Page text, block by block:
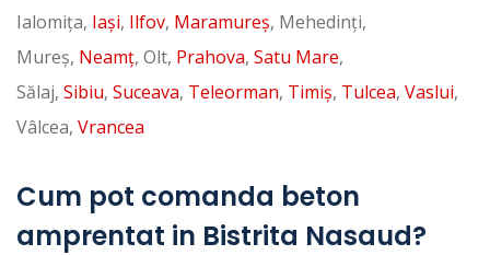
Ialomița, Iași, Ilfov, Maramureș, Mehedinți,
Mureș, Neamț, Olt, Prahova, Satu Mare,
Sălaj, Sibiu, Suceava, Teleorman, Timiș, Tulcea, Vaslui,
Vâlcea, Vrancea
Cum pot comanda beton
amprentat in Bistrita Nasaud?